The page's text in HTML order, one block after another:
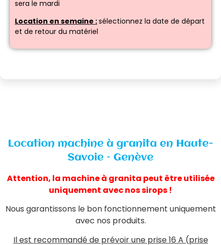
sera le mardi
Location en semaine :sélectionnez la date de départ
et de retour du matériel
Location machine à granita en Haute-
Savoie – Genève
Attention, la machine à granita peut être utilisée
uniquement avec nos sirops !
Nous garantissons le bon fonctionnement uniquement
avec nos produits.
Il est recommandé de prévoir une prise 16 A (prise